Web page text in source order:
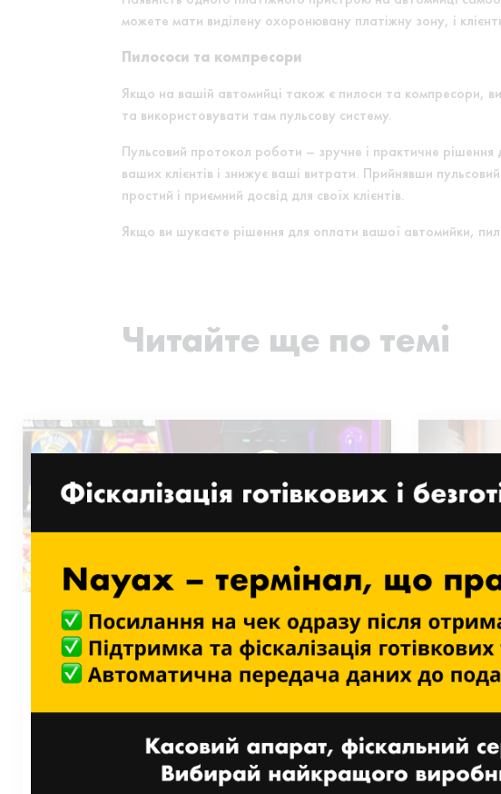
можете мати виділену охоронювану платіжну зону, і
Пилососи та компресори
Якщо на вашій автомийці також є пилоси та компресори,
та використовувати там пульсову систему.
Пульсовий протокол роботи – зручне і практичне
ваших клієнтів і знижує ваші витрати. Прийнявши
простий і приємний досвід для своїх клієнтів.
Якщо ви шукаєте рішення для оплати вашої автомийки,
Читайте ще по темі
Nayax покращує унікальну
пропозицію BreakTime Group і
забезпечує їм гарантований
прибуток і зростання
продажів
27